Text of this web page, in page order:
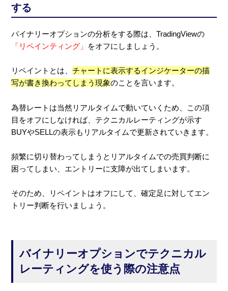
する
バイナリーオプションの分析をする際は、TradingViewの
「リペインティング」 をオフにしましょう。
リペイントとは、チャートに表示するインジケーターの描
写が書き換わってしまう現象のことを言います。
為替レートは当然リアルタイムで動いていくため、この項
目をオフにしなければ、テクニカルレーティングが示す
BUYやSELLの表示もリアルタイムで更新されていきます。
頻繁に切り替わってしまうとリアルタイムでの売買判断に
困ってしまい、エントリーに支障が出てしまいます。
そのため、リペイントはオフにして、確定足に対してエン
トリー判断を行いましょう。
バイナリーオプションでテクニカル
レーティングを使う際の注意点